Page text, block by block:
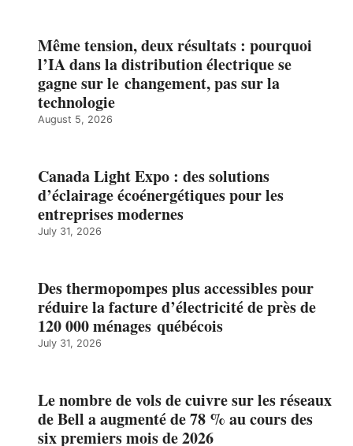
Même tension, deux résultats : pourquoi
l’IA dans la distribution électrique se
gagne sur le changement, pas sur la
technologie
August 5, 2026
Canada Light Expo : des solutions
d’éclairage écoénergétiques pour les
entreprises modernes
July 31, 2026
Des thermopompes plus accessibles pour
réduire la facture d’électricité de près de
120 000 ménages québécois
July 31, 2026
Le nombre de vols de cuivre sur les réseaux
de Bell a augmenté de 78 % au cours des
six premiers mois de 2026